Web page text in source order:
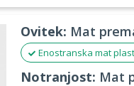
Ovitek: Mat
Enostranska mat
Notranjost: Mat